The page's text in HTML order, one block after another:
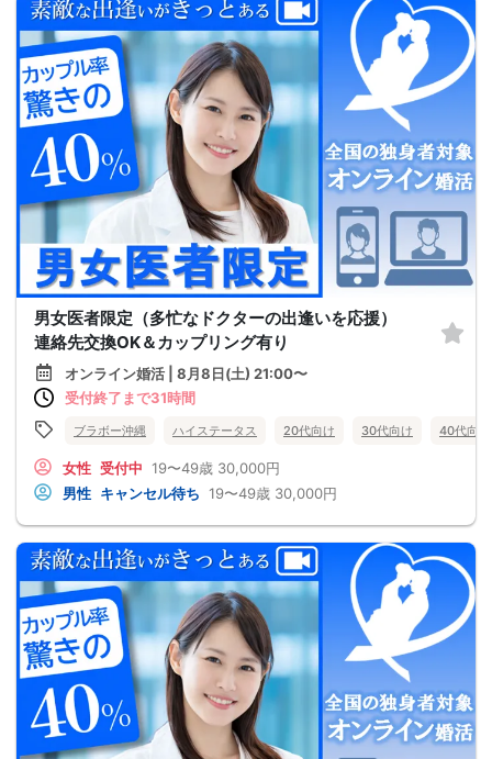
男女医者限定（多忙なドクターの出逢いを応援）
連絡先交換OK＆カップリング有り
オンライン婚活 | 8月8日(土) 21:00〜
受付終了まで31時間
ブラボー沖縄 ハイステータス 20代向け 30代向け 40代向け
女性 受付中 19〜49歳 30,000円
男性 キャンセル待ち 19〜49歳 30,000円